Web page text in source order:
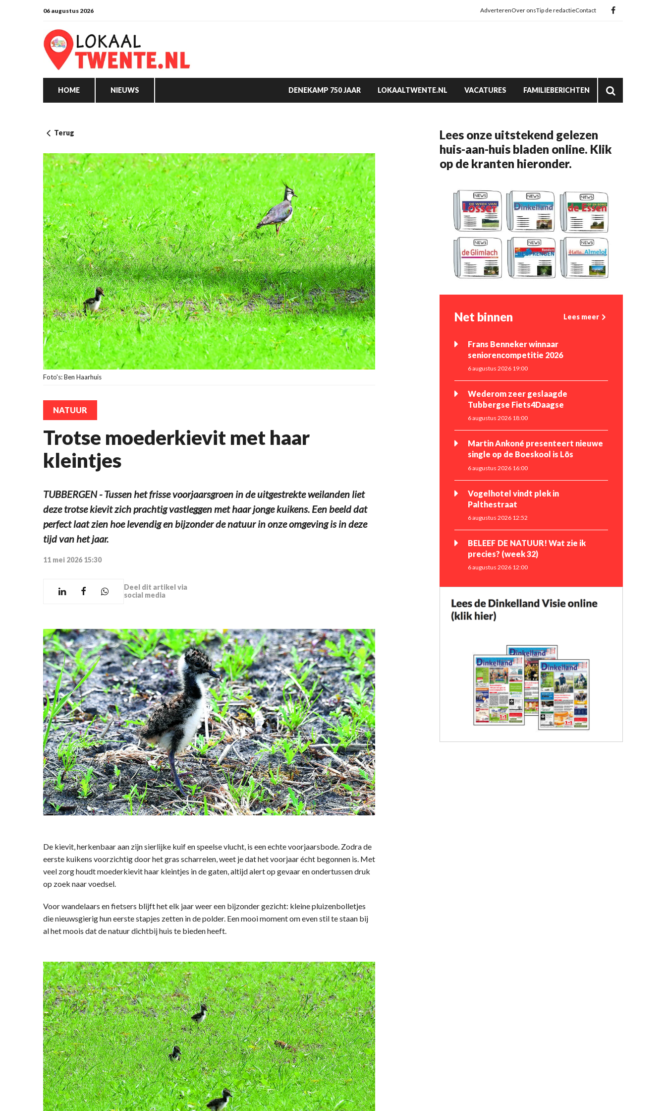
06 augustus 2026 AdverterenOver onsTip de redactieContact
HOME NIEUWS DENEKAMP 750 JAAR LOKAALTWENTE.NL VACATURES FAMILIEBERICHTEN
Terug
Foto's: Ben Haarhuis
NATUUR
Trotse moederkievit met haar
kleintjes
TUBBERGEN - Tussen het frisse voorjaarsgroen in de uitgestrekte weilanden liet
deze trotse kievit zich prachtig vastleggen met haar jonge kuikens. Een beeld dat
perfect laat zien hoe levendig en bijzonder de natuur in onze omgeving is in deze
tijd van het jaar.
11 mei 2026 15:30
Deel dit artikel via
social media
De kievit, herkenbaar aan zijn sierlijke kuif en speelse vlucht, is een echte voorjaarsbode. Zodra de
eerste kuikens voorzichtig door het gras scharrelen, weet je dat het voorjaar écht begonnen is. Met
veel zorg houdt moederkievit haar kleintjes in de gaten, altijd alert op gevaar en ondertussen druk
op zoek naar voedsel.
Voor wandelaars en fietsers blijft het elk jaar weer een bijzonder gezicht: kleine pluizenbolletjes
die nieuwsgierig hun eerste stapjes zetten in de polder. Een mooi moment om even stil te staan bij
al het moois dat de natuur dichtbij huis te bieden heeft.
Lees onze uitstekend gelezen
huis-aan-huis bladen online. Klik
op de kranten hieronder.
Net binnen Lees meer
Frans Benneker winnaar
seniorencompetitie 2026
6 augustus 2026 19:00
Wederom zeer geslaagde
Tubbergse Fiets4Daagse
6 augustus 2026 18:00
Martin Ankoné presenteert nieuwe
single op de Boeskool is Lös
6 augustus 2026 16:00
Vogelhotel vindt plek in
Palthestraat
6 augustus 2026 12:52
BELEEF DE NATUUR! Wat zie ik
precies? (week 32)
6 augustus 2026 12:00